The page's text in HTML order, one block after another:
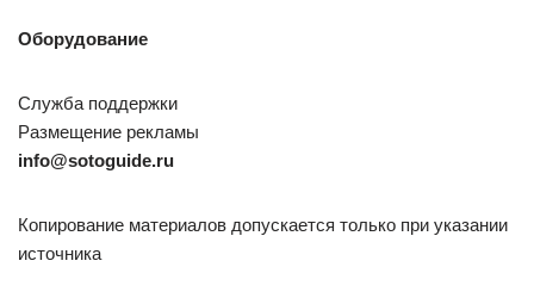
Оборудование
Служба поддержки
Размещение рекламы
info@sotoguide.ru
Копирование материалов допускается только при указании
источника